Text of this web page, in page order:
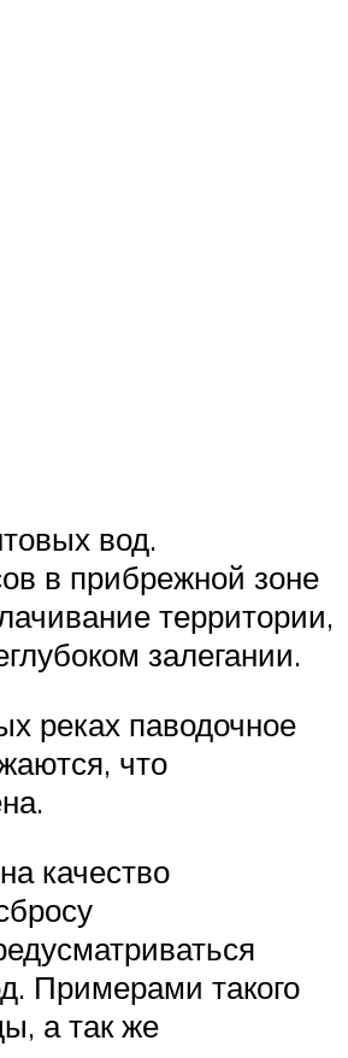
вод.
в прибрежной зоне
территории,
залегании.
реках паводочное
что
качество
Примерами такого
а так же